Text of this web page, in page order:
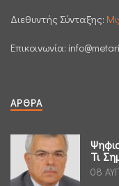
Διεθυντής Σύνταξης:
Επικοινωνία:
ΆΡΘΡΑ
Τι
08